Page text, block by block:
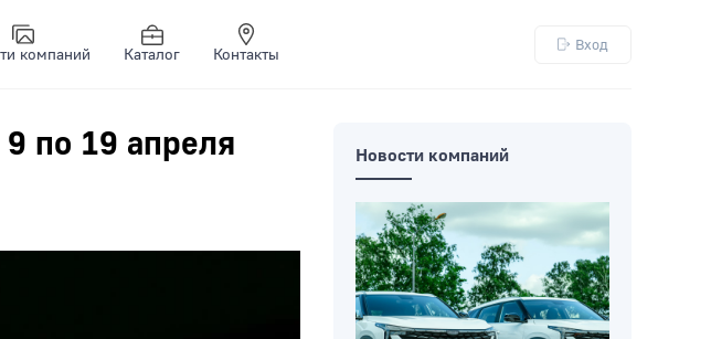
компаний Каталог Контакты
Вход
по 19 апреля
Новости компаний